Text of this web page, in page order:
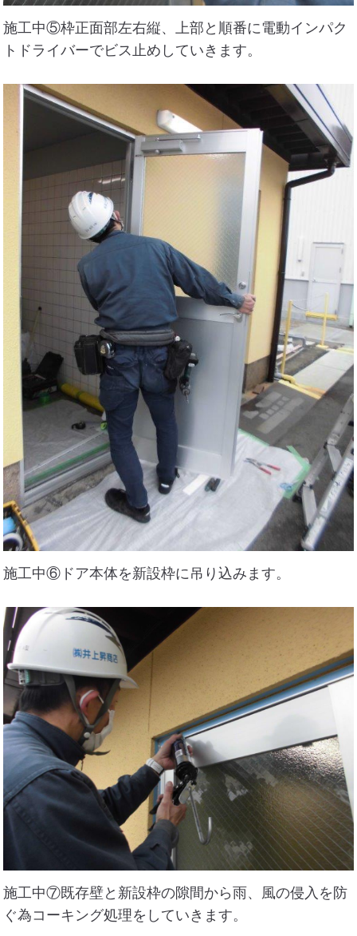
施工中⑤枠正面部左右縦、上部と順番に電動インパク
トドライバーでビス止めしていきます。
施工中⑥ドア本体を新設枠に吊り込みます。
施工中⑦既存壁と新設枠の隙間から雨、風の侵入を防
ぐ為コーキング処理をしていきます。